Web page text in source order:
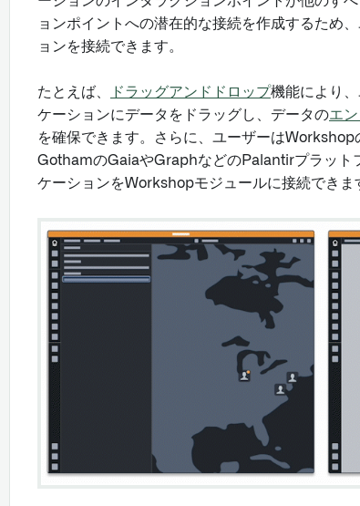
ョンポイントへの潜在的な接続を作成するため
ョンを接続できます。
たとえば、 ドラッグアンドドロップ機能により
ケーションにデータをドラッグし、データのエ
を確保できます。さらに、ユーザーはWorkshop
GothamのGaiaやGraphなどのPalantirプラット
ケーションをWorkshopモジュールに接続できま